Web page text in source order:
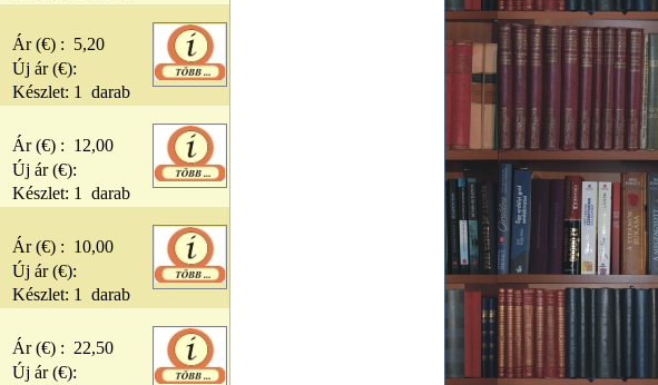
Ár (€) : 5,20
Új ár (€):
Készlet: 1 darab
Ár (€) : 12,00
Új ár (€):
Készlet: 1 darab
Ár (€) : 10,00
Új ár (€):
Készlet: 1 darab
Ár (€) : 22,50
Új ár (€):